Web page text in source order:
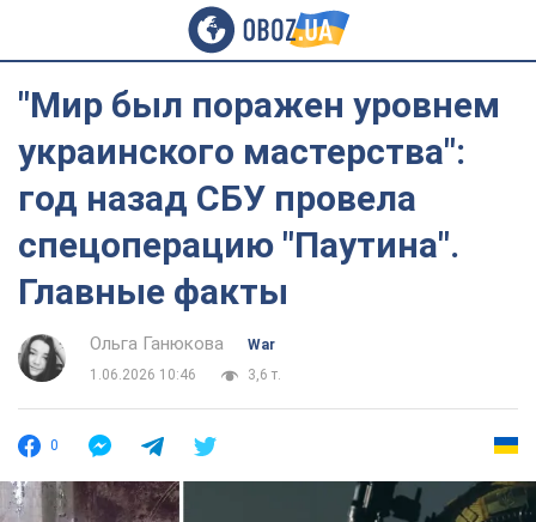
"Мир был поражен уровнем
украинского мастерства":
год назад СБУ провела
спецоперацию "Паутина".
Главные факты
Ольга Ганюкова
War
1.06.2026 10:46
3,6 т.
0